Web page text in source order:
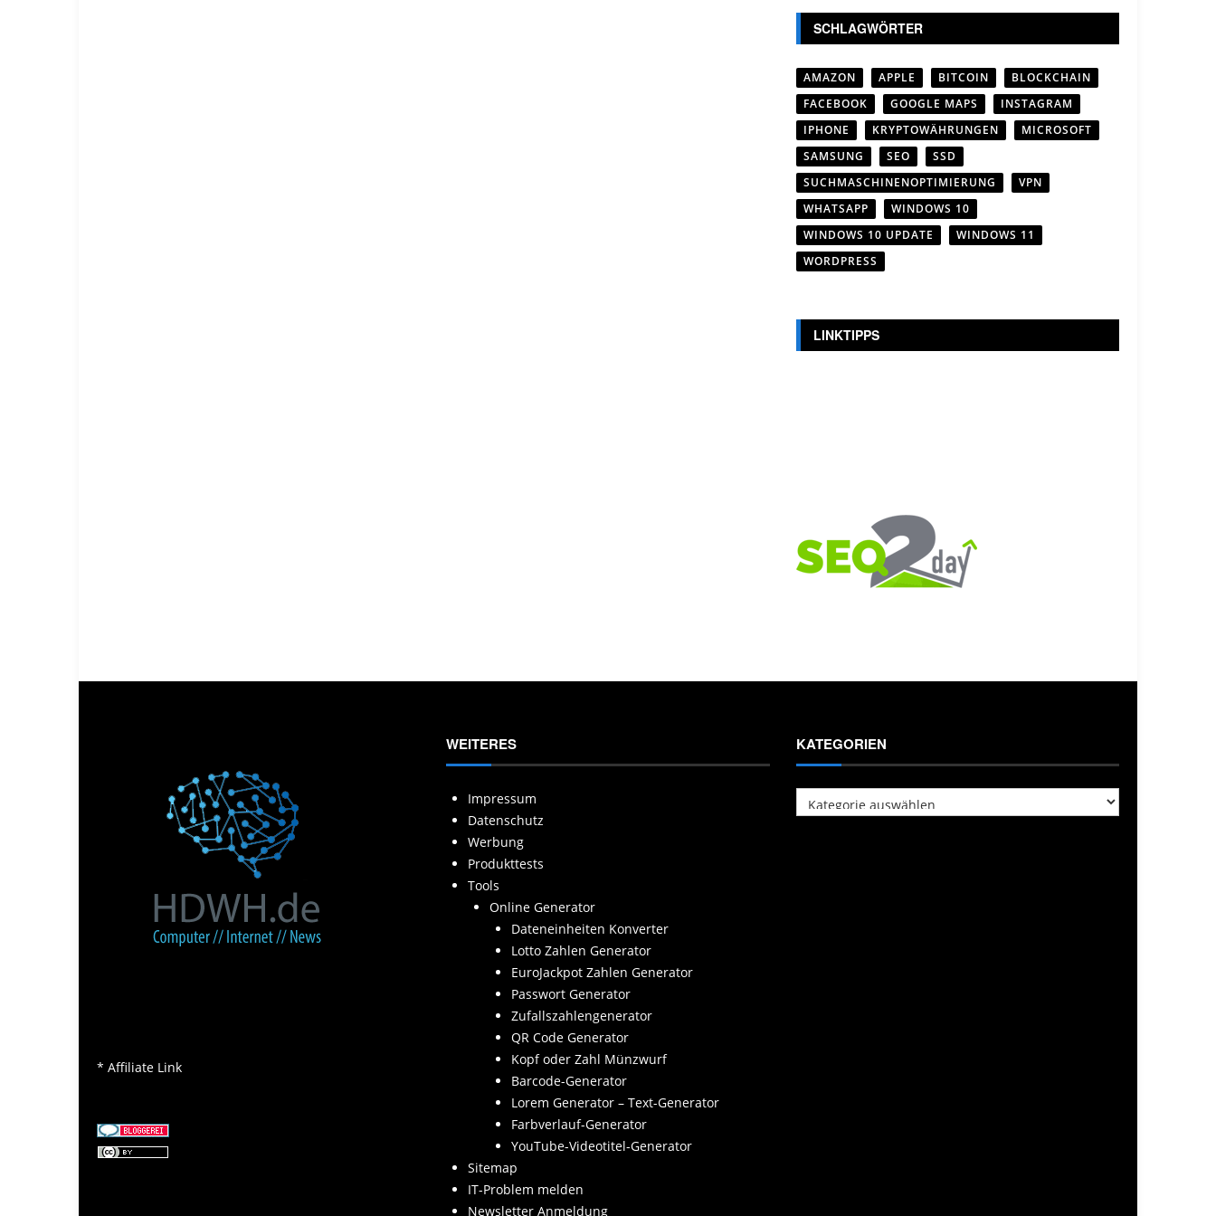
SCHLAGWÖRTER
AMAZON APPLE BITCOIN
BLOCKCHAIN
FACEBOOK
GOOGLE MAPS
INSTAGRAM
IPHONE
KRYPTOWÄHRUNGEN
MICROSOFT
SAMSUNG
SEO
SSD
SUCHMASCHINENOPTIMIERUNG
VPN
WHATSAPP
WINDOWS 10
WINDOWS 10 UPDATE
WINDOWS 11
WORDPRESS
LINKTIPPS
* Affiliate Link
WEITERES
Impressum
Datenschutz
Werbung
Produkttests
Tools
Online Generator
Dateneinheiten Konverter
Lotto Zahlen Generator
EuroJackpot Zahlen Generator
Passwort Generator
Zufallszahlengenerator
QR Code Generator
Kopf oder Zahl Münzwurf
Barcode-Generator
Lorem Generator – Text-Generator
Farbverlauf-Generator
YouTube-Videotitel-Generator
Sitemap
IT-Problem melden
Newsletter Anmeldung
KATEGORIEN
Kategorien